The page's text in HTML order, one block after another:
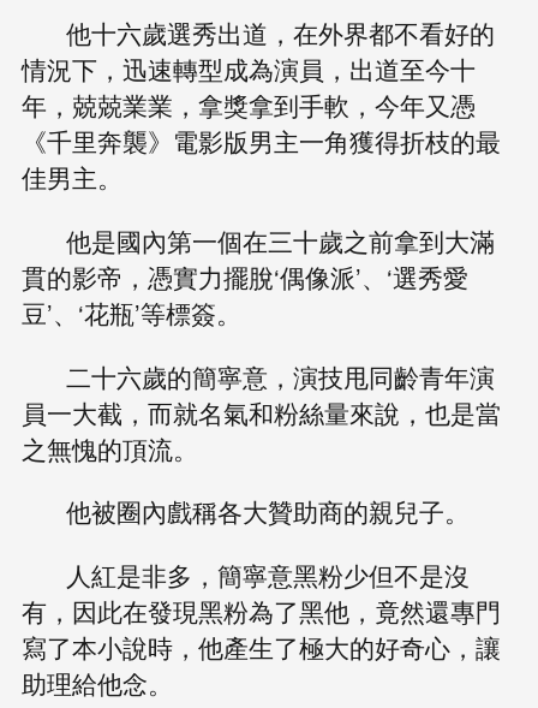
他十六歲選秀出道，在外界都不看好的
情況下，迅速轉型成為演員，出道至今十
年，兢兢業業，拿獎拿到手軟，今年又憑
《千里奔襲》電影版男主一角獲得折枝的最
佳男主。
他是國內第一個在三十歲之前拿到大滿
貫的影帝，憑實力擺脫‘偶像派’、‘選秀愛
豆’、‘花瓶’等標簽。
二十六歲的簡寧意，演技甩同齡青年演
員一大截，而就名氣和粉絲量來說，也是當
之無愧的頂流。
他被圈內戲稱各大贊助商的親兒子。
人紅是非多，簡寧意黑粉少但不是沒
有，因此在發現黑粉為了黑他，竟然還專門
寫了本小說時，他產生了極大的好奇心，讓
助理給他念。